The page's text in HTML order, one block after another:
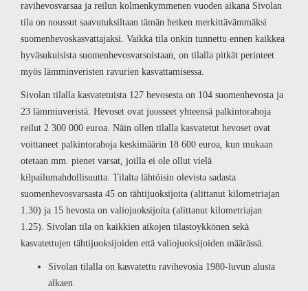
ravihevosvarsaa ja reilun kolmenkymmenen vuoden aikana Sivolan
tila on noussut saavutuksiltaan tämän hetken merkittävämmäksi
suomenhevoskasvattajaksi. Vaikka tila onkin tunnettu ennen kaikkea
hyväsukuisista suomenhevosvarsoistaan, on tilalla pitkät perinteet
myös lämminveristen ravurien kasvattamisessa.
Sivolan tilalla kasvatetuista 127 hevosesta on 104 suomenhevosta ja
23 lämminveristä. Hevoset ovat juosseet yhteensä palkintorahoja
reilut 2 300 000 euroa. Näin ollen tilalla kasvatetut hevoset ovat
voittaneet palkintorahoja keskimäärin 18 600 euroa, kun mukaan
otetaan mm. pienet varsat, joilla ei ole ollut vielä
kilpailumahdollisuutta. Tilalta lähtöisin olevista sadasta
suomenhevosvarsasta 45 on tähtijuoksijoita (alittanut kilometriajan
1.30) ja 15 hevosta on valiojuoksijoita (alittanut kilometriajan
1.25). Sivolan tila on kaikkien aikojen tilastoykkönen sekä
kasvatettujen tähtijuoksijoiden että valiojuoksijoiden määrässä.
Sivolan tilalla on kasvatettu ravihevosia 1980-luvun alusta
alkaen